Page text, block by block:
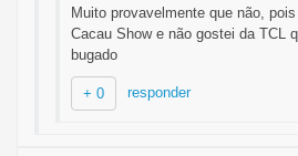
Muito provavelmente que não,
Cacau Show e não gostei da TCL
bugado
+ 0 responder